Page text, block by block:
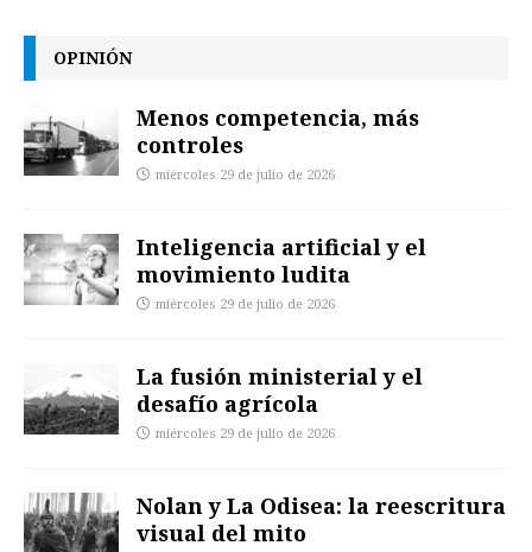
OPINIÓN
Menos competencia, más
controles
miércoles 29 de julio de 2026
Inteligencia artificial y el
movimiento ludita
miércoles 29 de julio de 2026
La fusión ministerial y el
desafío agrícola
miércoles 29 de julio de 2026
Nolan y La Odisea: la reescritura
visual del mito